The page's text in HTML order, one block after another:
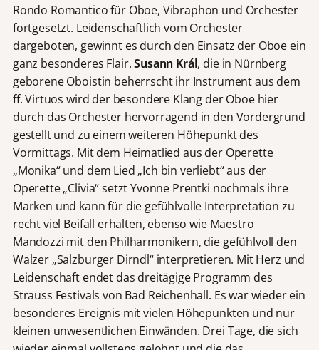
Rondo Romantico für Oboe, Vibraphon und Orchester
fortgesetzt. Leidenschaftlich vom Orchester
dargeboten, gewinnt es durch den Einsatz der Oboe ein
ganz besonderes Flair.Susann Král, die in Nürnberg
geborene Oboistin beherrscht ihr Instrument aus dem
ff. Virtuos wird der besondere Klang der Oboe hier
durch das Orchester hervorragend in den Vordergrund
gestellt und zu einem weiteren Höhepunkt des
Vormittags. Mit dem Heimatlied aus der Operette
„Monika“ und dem Lied „Ich bin verliebt“ aus der
Operette „Clivia“ setzt Yvonne Prentki nochmals ihre
Marken und kann für die gefühlvolle Interpretation zu
recht viel Beifall erhalten, ebenso wie Maestro
Mandozzi mit den Philharmonikern, die gefühlvoll den
Walzer „Salzburger Dirndl“ interpretieren. Mit Herz und
Leidenschaft endet das dreitägige Programm des
Strauss Festivals von Bad Reichenhall. Es war wieder ein
besonderes Ereignis mit vielen Höhepunkten und nur
kleinen unwesentlichen Einwänden. Drei Tage, die sich